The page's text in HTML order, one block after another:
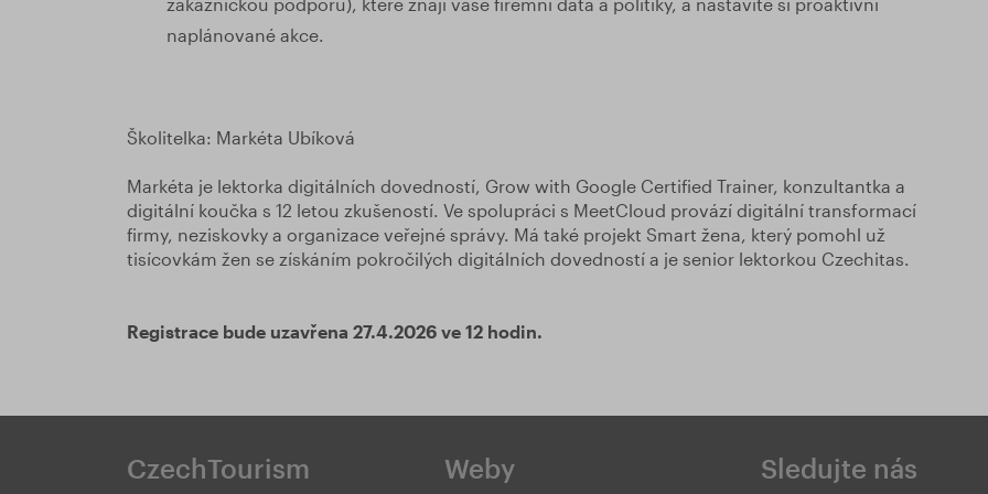
naplánované akce.
Školitelka: Markéta Ubíková
Markéta je lektorka digitálních dovedností, Grow with Google Certified Trainer, konzultantka a
digitální koučka s 12 letou zkušeností. Ve spolupráci s MeetCloud provází digitální transformací
firmy, neziskovky a organizace veřejné správy. Má také projekt Smart žena, který pomohl už
tisícovkám žen se získáním pokročilých digitálních dovedností a je senior lektorkou Czechitas.
Registrace bude uzavřena 27.4.2026 ve 12 hodin.
CzechTourism Weby Sledujte nás